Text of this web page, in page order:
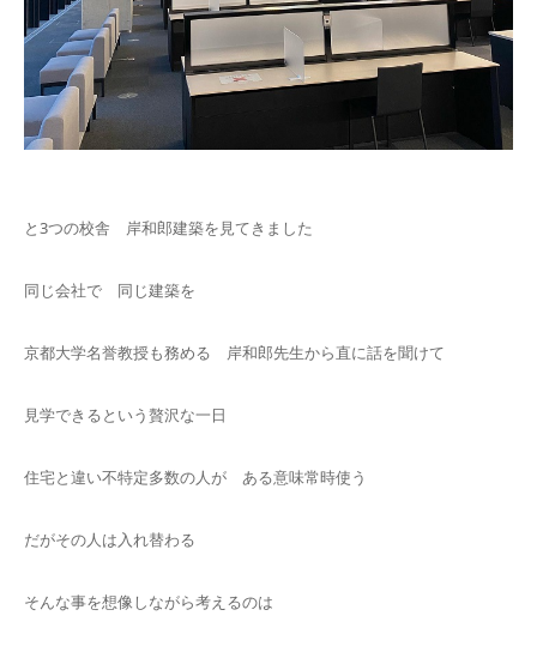
と3つの校舎 岸和郎建築を見てきました
同じ会社で 同じ建築を
京都大学名誉教授も務める 岸和郎先生から直に話を聞けて
見学できるという贅沢な一日
住宅と違い不特定多数の人が ある意味常時使う
だがその人は入れ替わる
そんな事を想像しながら考えるのは